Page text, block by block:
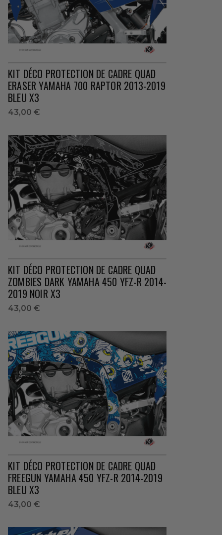
KIT DÉCO PROTECTION DE CADRE QUAD
ERASER YAMAHA 700 RAPTOR 2013-2019
BLEU X3
43,00 €
KIT DÉCO PROTECTION DE CADRE QUAD
ZOMBIES DARK YAMAHA 450 YFZ-R 2014-
2019 NOIR X3
43,00 €
KIT DÉCO PROTECTION DE CADRE QUAD
FREEGUN YAMAHA 450 YFZ-R 2014-2019
BLEU X3
43,00 €